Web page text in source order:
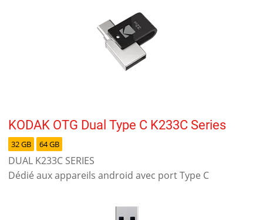
KODAK OTG Dual Type C K233C Series
32 GB 64 GB
DUAL K233C SERIES
Dédié aux appareils android avec port Type C